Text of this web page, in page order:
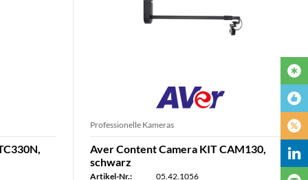
Professionelle Kameras
Aver Content Camera KIT CAM130,
schwarz
Artikel-Nr.:
05.42.1056